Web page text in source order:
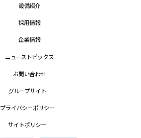
設備紹介
採用情報
企業情報
ニューストピックス
お問い合わせ
グループサイト
プライバシーポリシー
サイトポリシー